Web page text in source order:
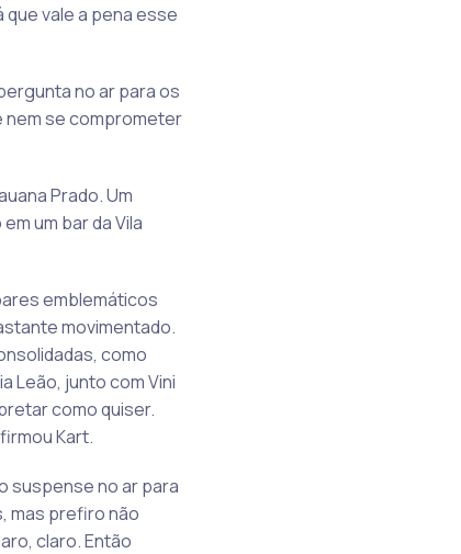
que vale a pena esse
no ar para os
se comprometer
Prado. Um
um bar da Vila
emblemáticos
movimentado.
como
Leão, junto com Vini
como quiser.
Kart.
suspense no ar para
mas prefiro não
claro. Então